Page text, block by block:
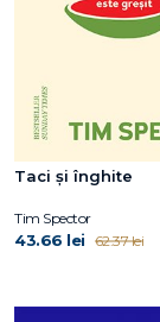
Taci și înghite
Tim Spector
43.66 lei 62.37 lei